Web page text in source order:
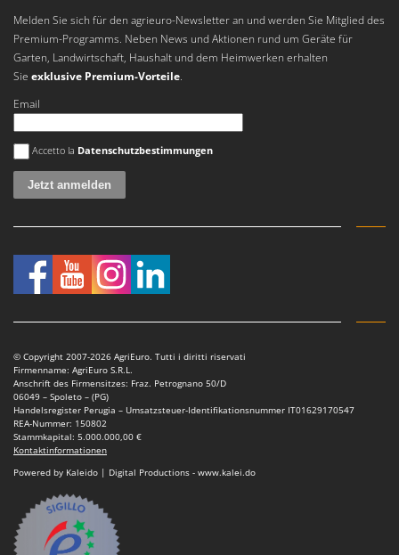
Melden Sie sich für den agrieuro-Newsletter an und werden Sie Mitglied des
Premium-Programms. Neben News und Aktionen rund um Geräte für
Garten, Landwirtschaft, Haushalt und dem Heimwerken erhalten
Sie exklusive Premium-Vorteile.
Email
Es ist ein Fehler aufgetreten
Accetto la Datenschutzbestimmungen
© Copyright 2007-2026 AgriEuro. Tutti i diritti riservati
Firmenname: AgriEuro S.R.L.
Anschrift des Firmensitzes: Fraz. Petrognano 50/D
06049 – Spoleto – (PG)
Handelsregister Perugia – Umsatzsteuer-Identifikationsnummer IT01629170547
REA-Nummer: 150802
Stammkapital: 5.000.000,00 €
Kontaktinformationen
Powered by Kaleido | Digital Productions - www.kalei.do